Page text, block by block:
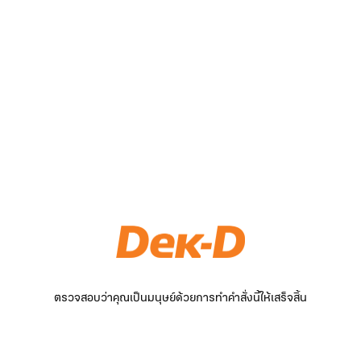
ตรวจสอบว่าคุณเป็นมนุษย์ด้วยการทำคำสั่งนี้ให้เสร็จสิ้น